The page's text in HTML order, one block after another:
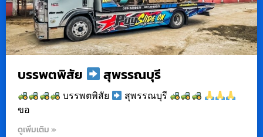
บรรพตพิสัย สุพรรณบุรี
บรรพตพิสัย
สุพรรณบุรี
ขอ
ดูเพิ่มเติม »